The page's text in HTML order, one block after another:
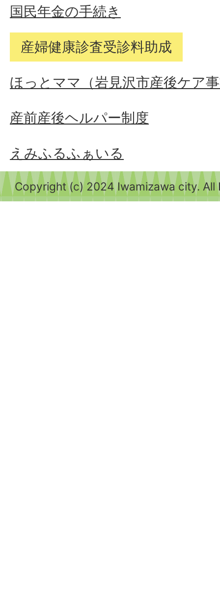
国民年金の手続き
産婦健康診査受診料助成
ほっとママ（岩見沢市産後ケア
産前産後ヘルパー制度
えみふるふぁいる
Copyright (c) 2024 Iwamizawa city. All